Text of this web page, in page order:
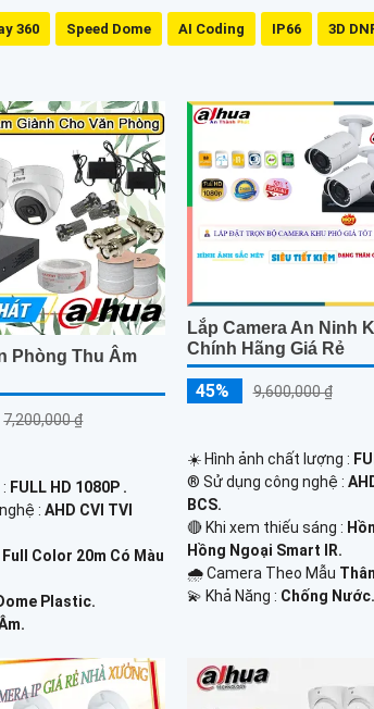
360 Speed Dome AI Coding IP66 3D
Phòng Thu Âm
7,200,000 ₫
FULL HD 1080P .
:AHD CVI TVI
Full Color 20m Có Màu
Plastic.
Lắp Camera An Ninh
Chính Hãng Giá Rẻ
45% 9,600,000 ₫
☀️ Hình ảnh chất lượng :
®️ Sử dụng công nghệ :
BCS.
🔴 Khi xem thiếu sáng :
Hồng Ngoại Smart IR.
🌧️ Camera Theo Mẫu
️💫 Khả Năng : Chống Nước.